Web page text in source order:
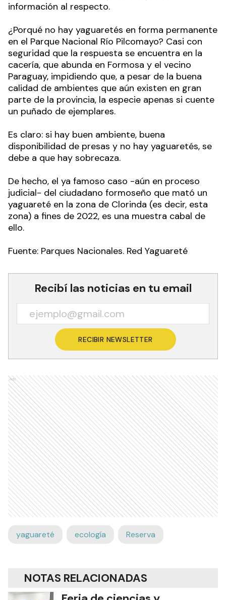
información al respecto.
¿Porqué no hay yaguaretés en forma permanente
en el Parque Nacional Río Pilcomayo? Casi con
seguridad que la respuesta se encuentra en la
cacería, que abunda en Formosa y el vecino
Paraguay, impidiendo que, a pesar de la buena
calidad de ambientes que aún existen en gran
parte de la provincia, la especie apenas si cuente
un puñado de ejemplares.
Es claro: si hay buen ambiente, buena
disponibilidad de presas y no hay yaguaretés, se
debe a que hay sobrecaza.
De hecho, el ya famoso caso -aún en proceso
judicial- del ciudadano formoseño que mató un
yaguareté en la zona de Clorinda (es decir, esta
zona) a fines de 2022, es una muestra cabal de
ello.
Fuente: Parques Nacionales. Red Yaguareté
Recibí las noticias en tu email
RECIBIR NEWSLETTER
Ads
yaguareté ecología Reserva
NOTAS RELACIONADAS